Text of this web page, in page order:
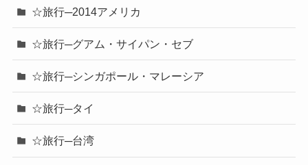
☆旅行─2014アメリカ
☆旅行─グアム・サイパン・セブ
☆旅行─シンガポール・マレーシア
☆旅行─タイ
☆旅行─台湾